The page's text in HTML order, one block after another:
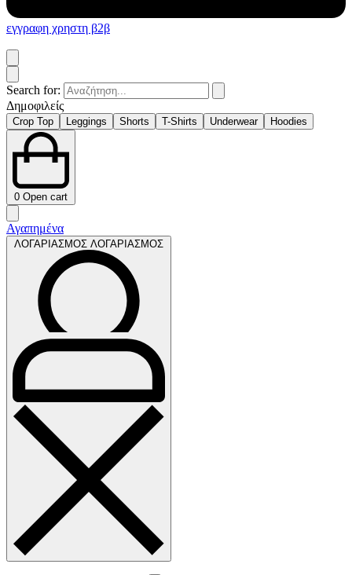
εγγραφη χρηστη β2β
Search for:
Δημοφιλείς
Crop Top Leggings Shorts T-Shirts Underwear Hoodies
0 Open cart
Αγαπημένα
ΛΟΓΑΡΙΑΣΜΟΣ ΛΟΓΑΡΙΑΣΜΟΣ